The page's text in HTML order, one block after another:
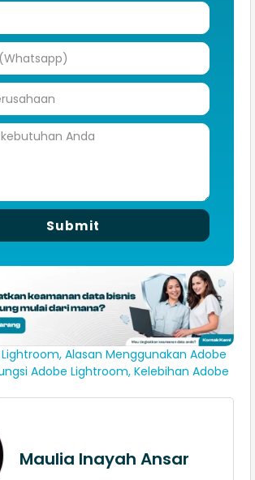
Submit
, Alasan Menggunakan Adobe
Adobe Lightroom, Kelebihan Adobe
Maulia Inayah Ansar